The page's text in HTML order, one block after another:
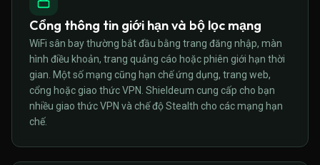
Cổng thông tin giới hạn và bộ lọc mạng
WiFi sân bay thường bắt đầu bằng trang đăng nhập, màn
hình điều khoản, trang quảng cáo hoặc phiên giới hạn thời
gian. Một số mạng cũng hạn chế ứng dụng, trang web,
cổng hoặc giao thức VPN. Shieldeum cung cấp cho bạn
nhiều giao thức VPN và chế độ Stealth cho các mạng hạn
chế.